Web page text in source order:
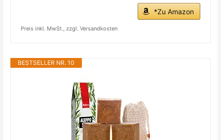
*Zu Amazon
Preis inkl. MwSt., zzgl. Versandkosten
BESTSELLER NR. 10